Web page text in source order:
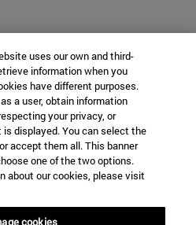
uses our own and third-
information when you
have different purposes.
a user, obtain information
your privacy, or
displayed. You can select the
accept them all. This banner
one of the two options.
about our cookies, please visit
cookies